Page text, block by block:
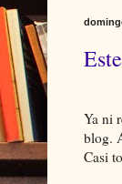
Ya ni
blog.
Casi